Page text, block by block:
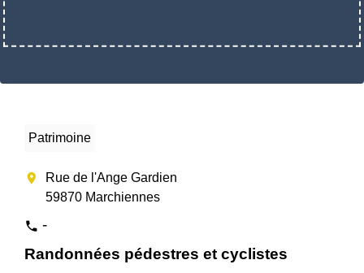
Patrimoine
location_on
Rue de l'Ange Gardien
59870 Marchiennes
phone -
Randonnées pédestres et cyclistes